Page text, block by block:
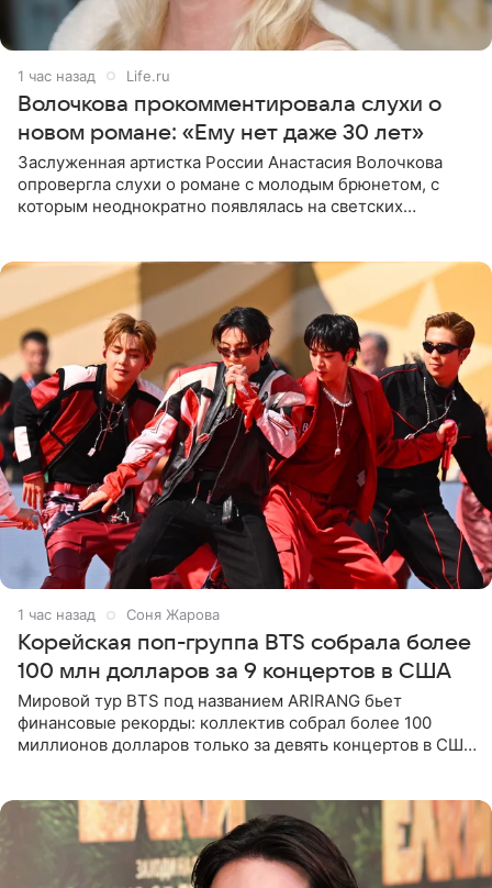
1 час назад Life.ru
Волочкова прокомментировала слухи о
новом романе: «Ему нет даже 30 лет»
Заслуженная артистка России Анастасия Волочкова
опровергла слухи о романе с молодым брюнетом, с
которым неоднократно появлялась на светских
1 час назад Соня Жарова
Корейская поп-группа BTS собрала более
100 млн долларов за 9 концертов в США
Мировой тур BTS под названием ARIRANG бьет
финансовые рекорды: коллектив собрал более 100
миллионов долларов только за девять концертов в США.